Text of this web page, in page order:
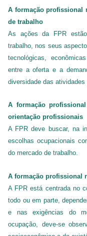
A formação profissional
de trabalho
As ações da FPR
trabalho, nos seus
tecnológicas,
entre a oferta e a
diversidade das atividades
A formação
orientação profissionais
A FPR deve buscar, na
escolhas ocupacionais
do mercado de trabalho.
A formação profissional
A FPR está centrada no
todo ou em parte,
e nas exigências do
ocupação, deve-se